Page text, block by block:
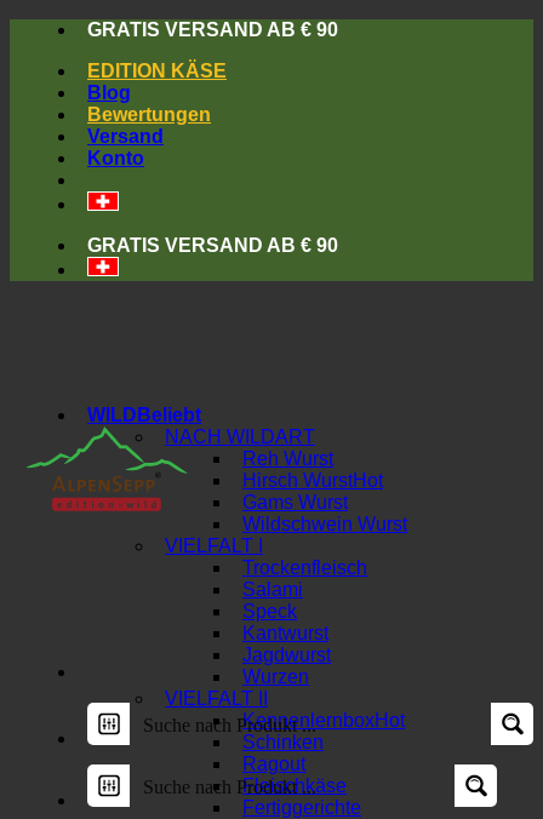
content
GRATIS VERSAND AB € 90
EDITION KÄSE
Blog
Bewertungen
Versand
Konto
GRATIS VERSAND AB € 90
WILD
NACH WILDART
Reh Wurst
Hirsch Wurst
Gams Wurst
Wildschwein Wurst
VIELFALT I
Trockenfleisch
Salami
Speck
Kantwurst
Jagdwurst
Wurzen
VIELFALT II
Kennenlernbox
Schinken
Ragout
Fleischkäse
Fertiggerichte